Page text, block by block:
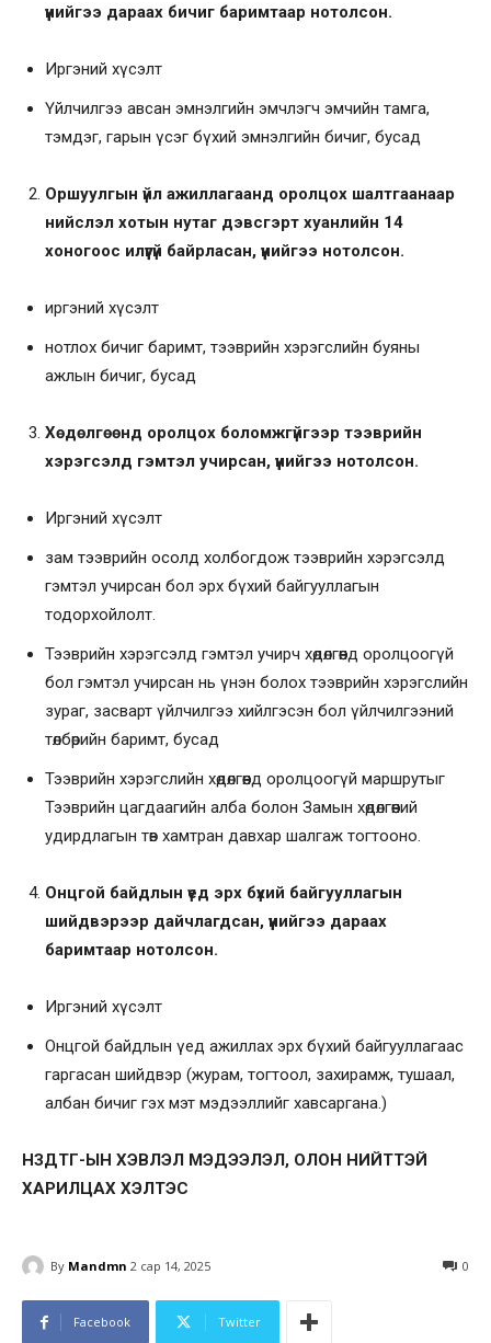
үүнийгээ дараах бичиг баримтаар нотолсон.
Иргэний хүсэлт
Үйлчилгээ авсан эмнэлгийн эмчлэгч эмчийн тамга,
тэмдэг, гарын үсэг бүхий эмнэлгийн бичиг, бусад
Оршуулгын үйл ажиллагаанд оролцох шалтгаанаар
нийслэл хотын нутаг дэвсгэрт хуанлийн 14
хоногоос илүүгүй байрласан, үүнийгээ нотолсон.
иргэний хүсэлт
нотлох бичиг баримт, тээврийн хэрэгслийн буяны
ажлын бичиг, бусад
Хөдөлгөөнд оролцох боломжгүйгээр тээврийн
хэрэгсэлд гэмтэл учирсан, үүнийгээ нотолсон.
Иргэний хүсэлт
зам тээврийн осолд холбогдож тээврийн хэрэгсэлд
гэмтэл учирсан бол эрх бүхий байгууллагын
тодорхойлолт.
Тээврийн хэрэгсэлд гэмтэл учирч хөдөлгөөнд оролцоогүй
бол гэмтэл учирсан нь үнэн болох тээврийн хэрэгслийн
зураг, засварт үйлчилгээ хийлгэсэн бол үйлчилгээний
төлбөрийн баримт, бусад
Тээврийн хэрэгслийн хөдөлгөөнд оролцоогүй маршрутыг
Тээврийн цагдаагийн алба болон Замын хөдөлгөөний
удирдлагын төв хамтран давхар шалгаж тогтооно.
Онцгой байдлын үед эрх бүхий байгууллагын
шийдвэрээр дайчлагдсан, үүнийгээ дараах
баримтаар нотолсон.
Иргэний хүсэлт
Онцгой байдлын үед ажиллах эрх бүхий байгууллагаас
гаргасан шийдвэр (журам, тогтоол, захирамж, тушаал,
албан бичиг гэх мэт мэдээллийг хавсаргана.)
НЗДТГ-ЫН ХЭВЛЭЛ МЭДЭЭЛЭЛ, ОЛОН НИЙТТЭЙ
ХАРИЛЦАХ ХЭЛТЭС
By Mandmn 2 сар 14, 2025 0
Facebook Twitter